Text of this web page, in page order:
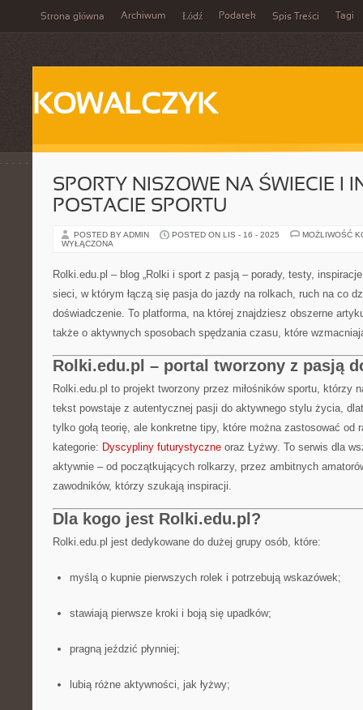
Strona główna Archiwum Łódź Podatek Spis Treści Tagi
KOWALCZYK
SPORTY NISZOWE NA ŚWIECIE I
POSTACIE SPORTU
POSTED BY ADMIN POSTED ON LIS - 16 - 2025
MOŻLIWOŚĆ
WYŁĄCZONA
Rolki.edu.pl – blog „Rolki i sport z pasją – porady, testy,
sieci, w którym łączą się pasja do jazdy na rolkach, ruch na co
doświadczenie. To platforma, na której znajdziesz obszerne
także o aktywnych sposobach spędzania czasu, które
Rolki.edu.pl – portal tworzony z pasją
Rolki.edu.pl to projekt tworzony przez miłośników sportu, którzy
tekst powstaje z autentycznej pasji do aktywnego stylu życia,
tylko gołą teorię, ale konkretne tipy, które można zastosować od
kategorie: Dyscypliny futurystyczne oraz Łyżwy. To serwis dla
aktywnie – od początkujących rolkarzy, przez ambitnych
zawodników, którzy szukają inspiracji.
Dla kogo jest Rolki.edu.pl?
Rolki.edu.pl jest dedykowane do dużej grupy osób, które:
myślą o kupnie pierwszych rolek i potrzebują wskazówek;
stawiają pierwsze kroki i boją się upadków;
pragną jeździć płynniej;
lubią różne aktywności, jak łyżwy;